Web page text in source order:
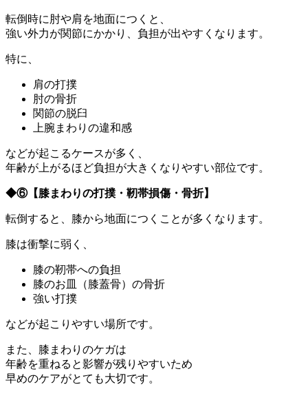
転倒時に肘や肩を地面につくと、
強い外力が関節にかかり、負担が出やすくなります。
特に、
肩の打撲
肘の骨折
関節の脱臼
上腕まわりの違和感
などが起こるケースが多く、
年齢が上がるほど負担が大きくなりやすい部位です。
◆⑥【膝まわりの打撲・靭帯損傷・骨折】
転倒すると、膝から地面につくことが多くなります。
膝は衝撃に弱く、
膝の靭帯への負担
膝のお皿（膝蓋骨）の骨折
強い打撲
などが起こりやすい場所です。
また、膝まわりのケガは
年齢を重ねると影響が残りやすいため
早めのケアがとても大切です。